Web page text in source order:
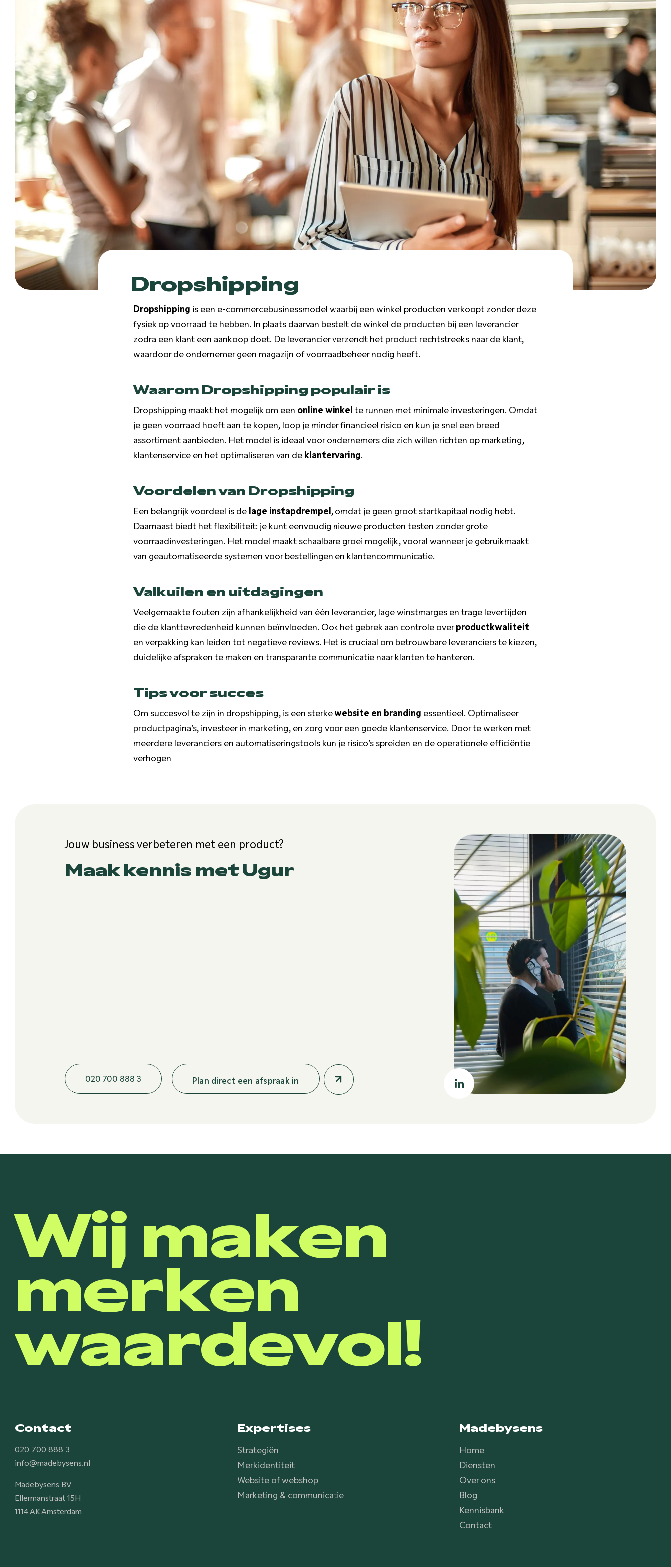
Dropshipping
Dropshipping is een e-commercebusinessmodel waarbij een winkel producten verkoopt zonder deze
fysiek op voorraad te hebben. In plaats daarvan bestelt de winkel de producten bij een leverancier
zodra een klant een aankoop doet. De leverancier verzendt het product rechtstreeks naar de klant,
waardoor de ondernemer geen magazijn of voorraadbeheer nodig heeft.
Waarom Dropshipping populair is
Dropshipping maakt het mogelijk om een online winkelte runnen met minimale investeringen. Omdat
je geen voorraad hoeft aan te kopen, loop je minder financieel risico en kun je snel een breed
assortiment aanbieden. Het model is ideaal voor ondernemers die zich willen richten op marketing,
klantenservice en het optimaliseren van deklantervaring.
Voordelen van Dropshipping
Een belangrijk voordeel is delage instapdrempel, omdat je geen groot startkapitaal nodig hebt.
Daarnaast biedt het flexibiliteit: je kunt eenvoudig nieuwe producten testen zonder grote
voorraadinvesteringen. Het model maakt schaalbare groei mogelijk, vooral wanneer je gebruikmaakt
van geautomatiseerde systemen voor bestellingen en klantencommunicatie.
Valkuilen en uitdagingen
Veelgemaakte fouten zijn afhankelijkheid van één leverancier, lage winstmarges en trage levertijden
die de klanttevredenheid kunnen beïnvloeden. Ook het gebrek aan controle overproductkwaliteit
en verpakking kan leiden tot negatieve reviews. Het is cruciaal om betrouwbare leveranciers te kiezen,
duidelijke afspraken te maken en transparante communicatie naar klanten te hanteren.
Tips voor succes
Om succesvol te zijn in dropshipping, is een sterkewebsite en branding essentieel. Optimaliseer
productpagina’s, investeer in marketing, en zorg voor een goede klantenservice. Door te werken met
meerdere leveranciers en automatiseringstools kun je risico’s spreiden en de operationele efficiëntie
verhogen
Jouw business verbeteren met een product?
Maak kennis met Ugur
020 700 888 3 Plan direct een afspraak in
Wij maken
merken
waardevol!
Contact
020 700 888 3
info@madebysens.nl
Madebysens BV
Ellermanstraat 15H
1114 AK Amsterdam
Expertises
Strategiën
Merkidentiteit
Website of webshop
Marketing & communicatie
Madebysens
Home
Diensten
Over ons
Blog
Kennisbank
Contact